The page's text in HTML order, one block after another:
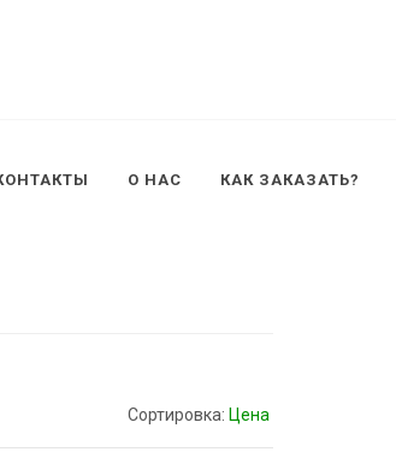
О НАС КАК ЗАКАЗАТЬ?
Сортировка: Цена